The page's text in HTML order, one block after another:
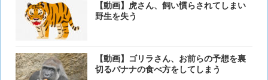
【動画】虎さん、飼い慣らされてしまい
野生を失う
【動画】ゴリラさん、お前らの予想を裏
切るバナナの食べ方をしてしまう